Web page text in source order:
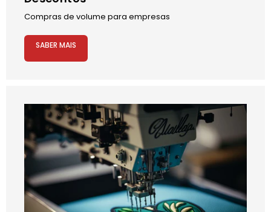
Compras de volume para empresas
SABER MAIS